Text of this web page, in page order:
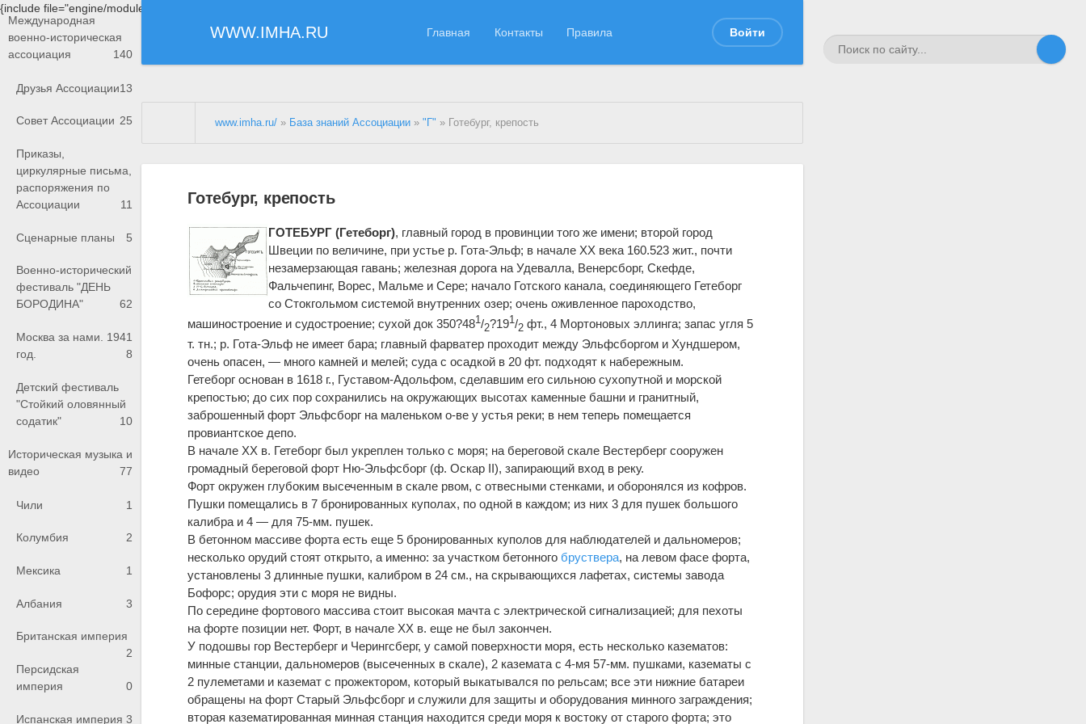
{include file="engine/modules/saperu/head.php"}
WWW.IMHA.RU Главная Контакты Правила Войти
Международная
военно-историческая
ассоциация
140
Друзья Ассоциации13
Совет Ассоциации 25
Приказы,
циркулярные письма,
распоряжения по
Ассоциации
11
Сценарные планы 5
Военно-исторический
фестиваль "ДЕНЬ
БОРОДИНА"
62
Москва за нами. 1941
год.
8
Детский фестиваль
"Стойкий оловянный
содатик"
10
Историческая музыка и
видео
77
Чили 1
Колумбия 2
Мексика 1
Албания 3
Британская империя
2
Персидская
империя
0
Испанская империя 3
www.imha.ru/ » База знаний Ассоциации »"Г" » Готебург, крепость
Готебург, крепость
ГОТЕБУРГ (Гетеборг), главный город в провинции того же имени; второй город
Швеции по величине, при устье р. Гота-Эльф; в начале XX века 160.523 жит., почти
незамерзающая гавань; железная дорога на Удевалла, Венерсборг, Скефде,
Фальчепинг, Ворес, Мальме и Сере; начало Готского канала, соединяющего Гетеборг
со Стокгольмом системой внутренних озер; очень оживленное пароходство,
машиностроение и судостроение; сухой док 350?481 /2?191 /2 фт., 4 Мортоновых эллинга; запас угля 5
т. тн.; р. Гота-Эльф не имеет бара; главный фарватер проходит между Эльфсборгом и Хундшером,
очень опасен, — много камней и мелей; суда с осадкой в 20 фт. подходят к набережным.
Гетеборг основан в 1618 г., Густавом-Адольфом, сделавшим его сильною сухопутной и морской
крепостью; до сих пор сохранились на окружающих высотах каменные башни и гранитный,
заброшенный форт Эльфсборг на маленьком о-ве у устья реки; в нем теперь помещается
провиантское депо.
В начале XX в. Гетеборг был укреплен только с моря; на береговой скале Вестерберг сооружен
громадный береговой форт Ню-Эльфсборг (ф. Оскар II), запирающий вход в реку.
Форт окружен глубоким высеченным в скале рвом, с отвесными стенками, и оборонялся из кофров.
Пушки помещались в 7 бронированных куполах, по одной в каждом; из них 3 для пушек большого
калибра и 4 — для 75-мм. пушек.
В бетонном массиве форта есть еще 5 бронированных куполов для наблюдателей и дальномеров;
несколько орудий стоят открыто, а именно: за участком бетонного бруствера, на левом фасе форта,
установлены 3 длинные пушки, калибром в 24 см., на скрывающихся лафетах, системы завода
Бофорс; орудия эти с моря не видны.
По середине фортового массива стоит высокая мачта с электрической сигнализацией; для пехоты
на форте позиции нет. Форт, в начале XX в. еще не был закончен.
У подошвы гор Вестерберг и Черингсберг, у самой поверхности моря, есть несколько казематов:
минные станции, дальномеров (высеченных в скале), 2 каземата с 4-мя 57-мм. пушками, казематы с
2 пулеметами и каземат с прожектором, который выкатывался по рельсам; все эти нижние батареи
обращены на форт Старый Эльфсборг и служили для защиты и оборудования минного заграждения;
вторая казематированная минная станция находится среди моря к востоку от старого форта; это